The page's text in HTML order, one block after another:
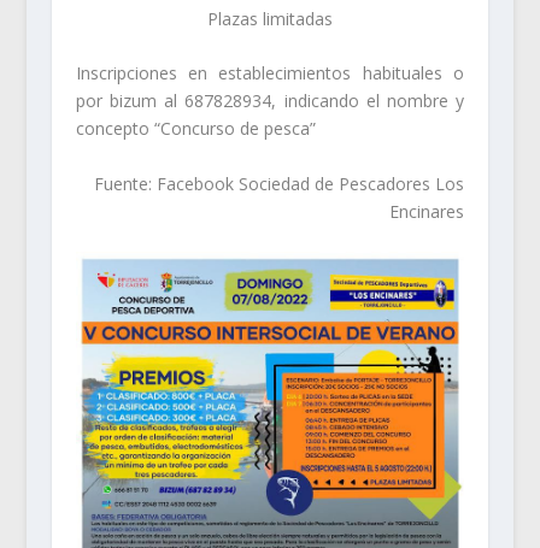
Plazas limitadas
Inscripciones en establecimientos habituales o
por bizum al 687828934, indicando el nombre y
concepto “Concurso de pesca”
Fuente: Facebook Sociedad de Pescadores Los
Encinares